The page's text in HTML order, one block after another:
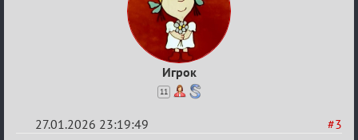
Игрок
11
#3
27.01.2026 23:19:49